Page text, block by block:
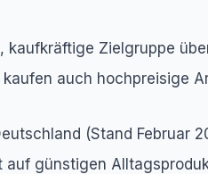
Zielgruppe
auch hochpreisige
(Stand Februar
günstigen